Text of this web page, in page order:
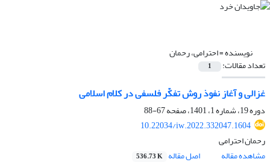
نویسنده =احترامی، رحمان
تعداد مقالات: 1
غزالی و آغاز نفوذ روش تفکّر فلسفی در کلام اسلامی
دوره 19، شماره 1، 1401، صفحه
67-88
10.22034/iw.2022.332047.1604
رحمان احترامی
مشاهده مقاله
اصل مقاله 536.73 K